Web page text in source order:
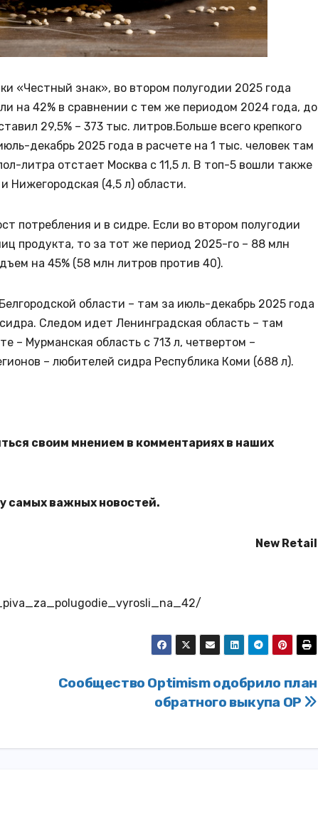
«Честный знак», во втором полугодии 2025 года
на 42% в сравнении с тем же периодом 2024 года, до
29,5% – 373 тыс. литров.Больше всего крепкого
декабрь 2025 года в расчете на 1 тыс. человек там
литра отстает Москва с 11,5 л. В топ-5 вошли также
Нижегородская (4,5 л) области.
потребления и в сидре. Если во втором полугодии
продукта, то за тот же период 2025-го – 88 млн
на 45% (58 млн литров против 40).
области – там за июль-декабрь 2025 года
Следом идет Ленинградская область – там
– Мурманская область с 713 л, четвертом –
– любителей сидра Республика Коми (688 л).
своим мнением в комментариях в наших
самых важных новостей.
New Retail
Сообщество Optimism одобрило план
обратного выкупа OP